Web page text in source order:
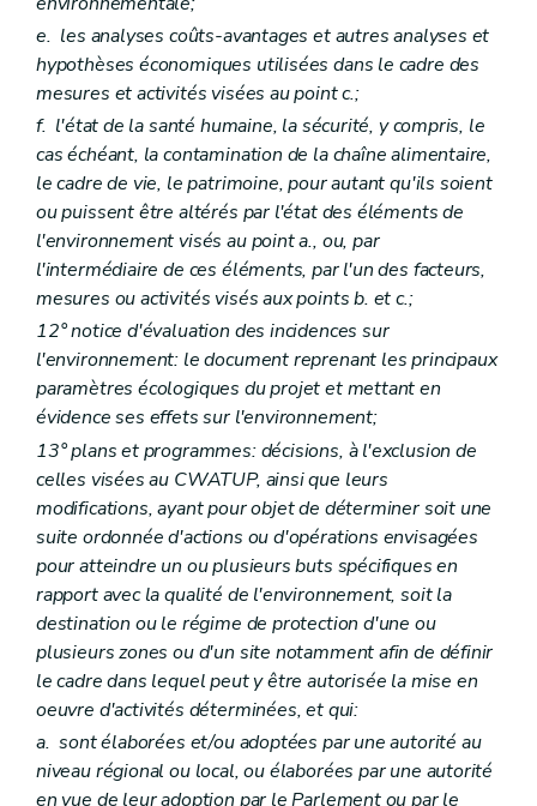
Chapitre premier
Art. D 140
Art. D 141
Art. D 142
Art. D 143
Chapitre II Les moyens d'investigation – Décret du 5 juin 2008, art. 2)
Art. D 144
Art. D 145
Art. D 146
Art. D 147
Chapitre III Les mesures de contrainte – Décret du 5 juin 2008, art. 2)
Art. D 149
Art. D 148
Art. D 150
Titre III Dispositions pénales – Décret du 5 juin 2008, art. 2)
Art. D 155
Art. D 151
Art. D 152
Art. D 153
Art. D 154
Titre IV Mesures de restitution qui peuvent être prononcées par le juge – Décret du 5 juin 2008, art. 2)
Art. D 157
Art. D 156
Art. D 158
Titre V Extinction éventuelle de l'action publique moyennant une transaction – Décret du 5 juin 2008, art. 2)
Art. D 159
Titre VI Amendes administratives – Décret du 5 juin 2008, art. 2)
Art. D 160
Art. D 161
Art. D 162
Art. D 163
Art. D 164
Art. D 165
Art. D 166
Art. D 167
e. les analyses coûts-avantages et autres analyses et
hypothèses économiques utilisées dans le cadre des
mesures et activités visées au pointc.;
f. l'état de la santé humaine, la sécurité, y compris, le
cas échéant, la contamination de la chaîne alimentaire,
le cadre de vie, le patrimoine, pour autant qu'ils soient
ou puissent être altérés par l'état des éléments de
l'environnement visés au point a., ou, par
l'intermédiaire de ces éléments, par l'un des facteurs,
mesures ou activités visés aux pointsb. etc.;
12° notice d'évaluation des incidences sur
l'environnement: le document reprenant les principaux
paramètres écologiques du projet et mettant en
évidence ses effets sur l'environnement;
13° plans et programmes: décisions, à l'exclusion de
celles visées au CWATUP, ainsi que leurs
modifications, ayant pour objet de déterminer soit une
suite ordonnée d'actions ou d'opérations envisagées
pour atteindre un ou plusieurs buts spécifiques en
rapport avec la qualité de l'environnement, soit la
destination ou le régime de protection d'une ou
plusieurs zones ou d'un site notamment afin de définir
le cadre dans lequel peut y être autorisée la mise en
oeuvre d'activités déterminées, et qui:
a. sont élaborées et/ou adoptées par une autorité au
niveau régional ou local, ou élaborées par une autorité
en vue de leur adoption par le Parlement ou par le